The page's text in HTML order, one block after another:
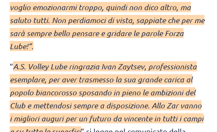
voglio emozionarmi troppo, quindi non dico altro, ma
saluto tutti. Non perdiamoci di vista, sappiate che per me
sarà sempre bello pensare e gridare le parole Forza
Lube!”.
“A.S. Volley Lube ringrazia Ivan Zaytsev, professionista
esemplare, per aver trasmesso la sua grande carica al
popolo biancorosso sposando in pieno le ambizioni del
Club e mettendosi sempre a disposizione. Allo Zar vanno
i migliori auguri per un futuro da vincente in tutti i campi